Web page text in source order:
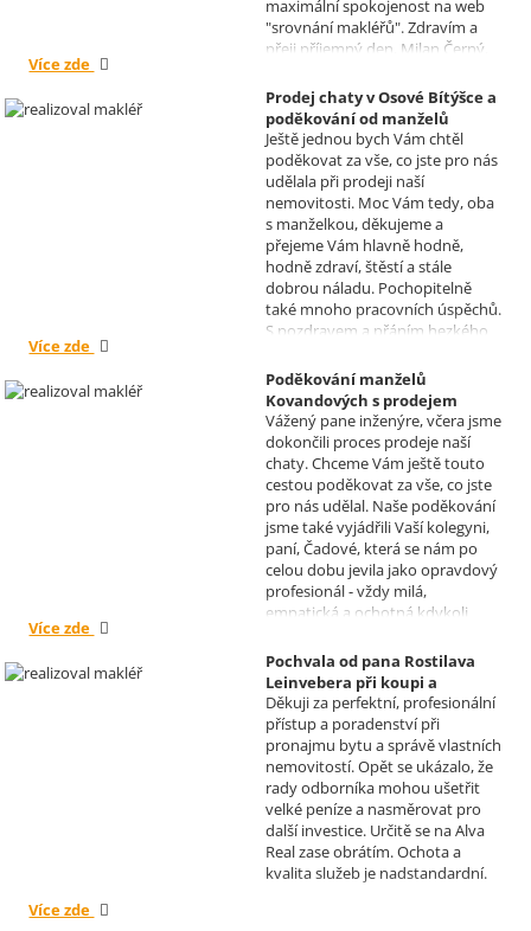
maximální spokojenost na web
"srovnání makléřů". Zdravím a
přeji příjemný den, Milan Černý,
Více zde
Prodej chaty v Osové Bítýšce a
poděkování od manželů
Kovandových
Realizoval makléř: Sylva
Čadová
Ještě jednou bych Vám chtěl
poděkovat za vše, co jste pro nás
udělala při prodeji naší
nemovitosti. Moc Vám tedy, oba
s manželkou, děkujeme a
přejeme Vám hlavně hodně,
hodně zdraví, štěstí a stále
dobrou náladu. Pochopitelně
také mnoho pracovních úspěchů.
S pozdravem a přáním hezkého
Více zde
Poděkování manželů
Kovandových s prodejem
chaty v Osové Bítýšce
Realizoval makléř: David
Vašíček
Vážený pane inženýre, včera jsme
dokončili proces prodeje naší
chaty. Chceme Vám ještě touto
cestou poděkovat za vše, co jste
pro nás udělal. Naše poděkování
jsme také vyjádřili Vaší kolegyni,
paní, Čadové, která se nám po
celou dobu jevila jako opravdový
profesionál - vždy milá,
empatická a ochotná kdykoli
problému. Vaše společnost i Vy v
nás získáváte opravdu spokojené
klienty, kteří budou vaše služby
vždy doporučovat každému, kdo
je potřebuje. Věřím, že se na Vás
budeme moci obrátit i v případě
prodeje, který plánujeme v
budoucnu uskutečnit. Se
srdečným pozdravem a přáním
mnoho zdraví i úspěchů Vám
přejí manželé Kovandovi
Více zde
Pochvala od pana Rostilava
Leinvebera při koupi a
následném pronájmu
investiční nemovitosti
Realizoval makléř: David
Vašíček
Děkuji za perfektní, profesionální
přístup a poradenství při
pronajmu bytu a správě vlastních
nemovitostí. Opět se ukázalo, že
rady odborníka mohou ušetřit
velké peníze a nasměrovat pro
další investice. Určitě se na Alva
Real zase obrátím. Ochota a
kvalita služeb je nadstandardní.
Více zde